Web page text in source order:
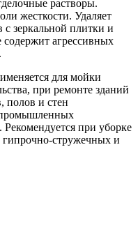
растворы.
жесткости. Удаляет
зеркальной плитки и
агрессивных
для мойки
при ремонте зданий
полов и стен
при уборке
стружечных и